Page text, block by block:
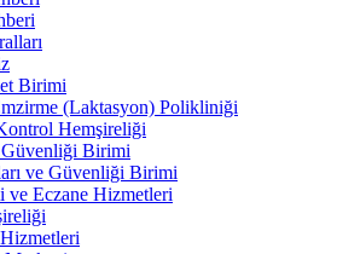
Birimi
(Laktasyon) Polikliniği
Hemşireliği
Güvenliği Birimi
ve Güvenliği Birimi
ve Eczane Hizmetleri